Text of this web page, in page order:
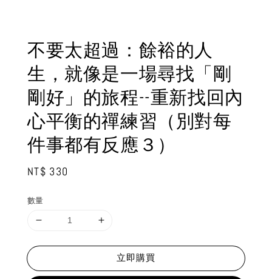
不要太超過：餘裕的人
生，就像是一場尋找「剛
剛好」的旅程--重新找回內
心平衡的禪練習（別對每
件事都有反應３）
Regular
NT$ 330
數量
立即購買